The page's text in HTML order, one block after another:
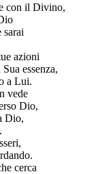
con il Divino,
sarai
azioni
essenza,
a Lui.
vede
Dio,
Dio,
cerca